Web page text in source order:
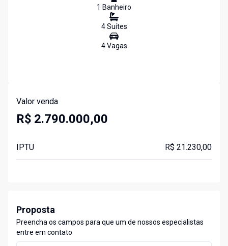
1 Banheiro
4Suítes
4Vagas
Valor venda
R$ 2.790.000,00
IPTU R$ 21.230,00
Proposta
Preencha os campos para que um de nossos especialistas
entre em contato